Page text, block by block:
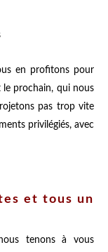
en profitons pour
prochain, qui nous
pas trop vite
privilégiés, avec
et tous un
tenons à vous